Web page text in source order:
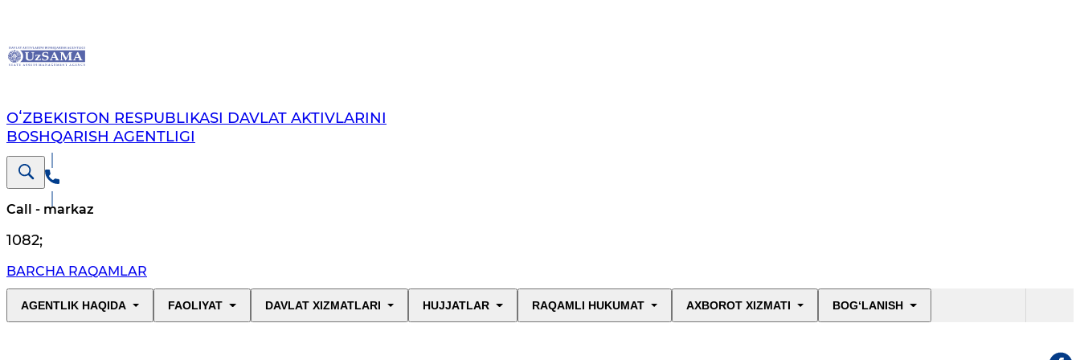
OʻZBEKISTON RESPUBLIKASI DAVLAT AKTIVLARINI
BOSHQARISH AGENTLIGI
Call - markaz
1082;
BARCHA RAQAMLAR
AGENTLIK HAQIDA FAOLIYAT DAVLAT XIZMATLARI HUJJATLAR RAQAMLI HUKUMAT AXBOROT XIZMATI BOG‘LANISH